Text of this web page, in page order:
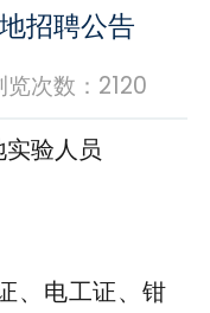
招聘公告
次数： 2120
验人员
、电工证、钳